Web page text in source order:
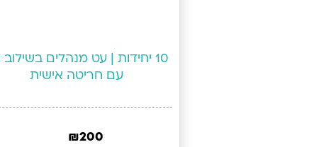
10 יחידות | עט מנהלים
עם חריטה אישית
₪200